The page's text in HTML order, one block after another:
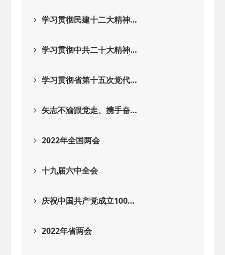
学习贯彻民建十二大精神…
学习贯彻中共二十大精神…
学习贯彻省第十五次党代…
矢志不渝跟党走、携手奋…
2022年全国两会
十九届六中全会
庆祝中国共产党成立100…
2022年省两会